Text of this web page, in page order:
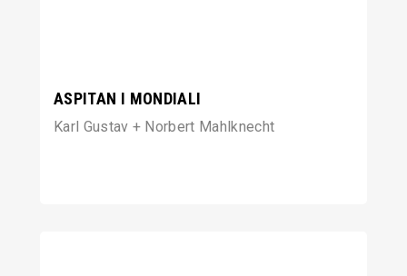
ASPITAN I MONDIALI
Karl Gustav + Norbert Mahlknecht